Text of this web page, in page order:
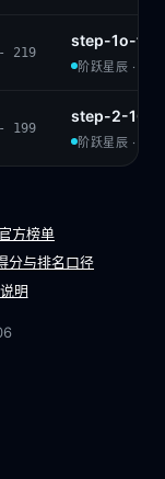
219
step-1o-
阶跃星辰 ·
199
step-2-
阶跃星辰 ·
方榜单
分与排名口径
明